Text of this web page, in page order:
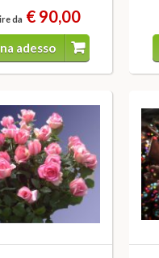
da € 90,00
adesso